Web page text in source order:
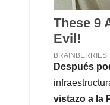
Después
vistazo a la